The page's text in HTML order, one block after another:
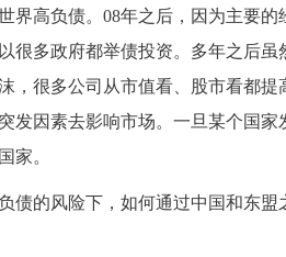
界高负债。08年之后，因为主要
很多政府都举债投资。多年之后
，很多公司从市值看、股市看都
发因素去影响市场。一旦某个国家
家。
债的风险下，如何通过中国和东